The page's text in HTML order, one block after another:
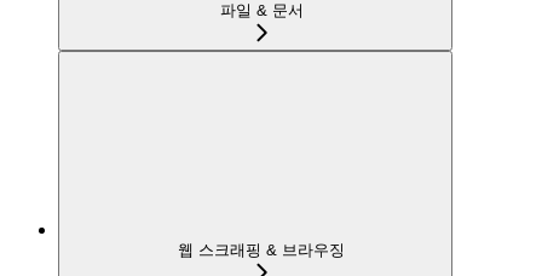
파일 & 문서
웹 스크래핑 & 브라우징